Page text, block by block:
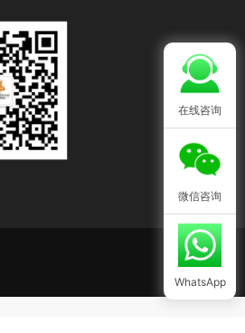
在线咨询
微信咨询
WhatsApp